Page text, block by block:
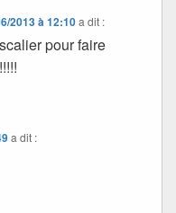
2013 à 12:10 a dit :
pour faire
a dit :